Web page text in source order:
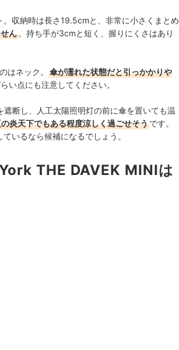
収納時は長さ19.5cmと、非常に小さくまとめ
ん 。 持ち手が3cmと短く、握りにくさはあり
はネック。
傘が濡れた状態だと引っかかりや
い点にも注意してください。
断し、 人工太陽照明灯の前に傘を置いても温
炎天下でもある程度涼しく過ごせそうです。
いるなら候補になるでしょう。
THE DAVEK MINIは